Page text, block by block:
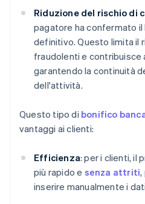
Riduzione del rischio di
pagatore ha confermato
definitivo. Questo limita il
fraudolenti e contribuisce
garantendo la continuità
dell'attività.
Questo tipo di bonifico
vantaggi ai clienti:
Efficienza: per i clienti, il
più rapido e senza attriti,
inserire manualmente i